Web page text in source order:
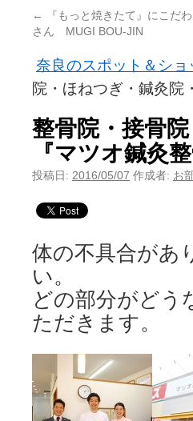
←
『もっと焼きたて』にこだ
さん MUGI BOU-JIN
奈良のスポット＆ショ
院・ほねつぎ・鍼灸
整骨院・接骨
『マツオ鍼灸整
投稿日: 2016/05/07 作成者: お
体の不具合があ
い。
どの部分がどう
ただきます。